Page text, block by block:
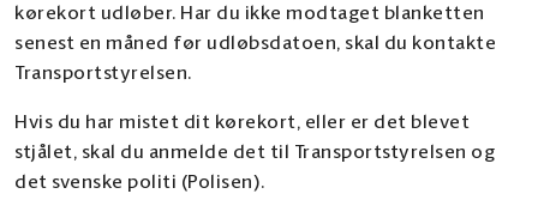
kørekort udløber. Har du ikke modtaget blanketten
senest en måned før udløbsdatoen, skal du kontakte
Transportstyrelsen.
Hvis du har mistet dit kørekort, eller er det blevet
stjålet, skal du anmelde det til Transportstyrelsen og
det svenske politi (Polisen).